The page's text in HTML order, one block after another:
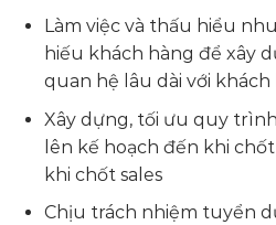
Làm việc và thấu hiểu
hiếu khách hàng để xây
quan hệ lâu dài với khách
Xây dựng, tối ưu quy
lên kế hoạch đến khi chốt
khi chốt sales
Chịu trách nhiệm tuyển